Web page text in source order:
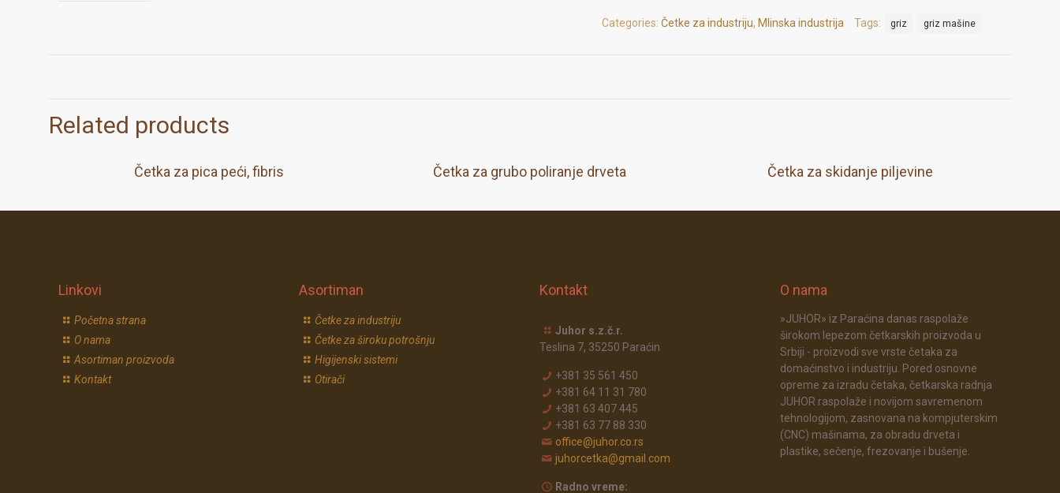
Categories: Četke za industriju, Mlinska industrija Tags: griz griz mašine
Related products
Četka za pica peći, fibris Četka za grubo poliranje drveta Četka za skidanje piljevine
Linkovi
Početna strana
O nama
Asortiman proizvoda
Kontakt
Asortiman
Četke za industriju
Četke za široku potrošnju
Higijenski sistemi
Otirači
Kontakt
Juhor s.z.č.r.
Teslina 7, 35250 Paraćin
+381 35 561 450
+381 64 11 31 780
+381 63 407 445
+381 63 77 88 330
office@juhor.co.rs
juhorcetka@gmail.com
Radno vreme:
O nama
»JUHOR» iz Paraćina danas raspolaže
širokom lepezom četkarskih proizvoda u
Srbiji - proizvodi sve vrste četaka za
domaćinstvo i industriju. Pored osnovne
opreme za izradu četaka, četkarska radnja
JUHOR raspolaže i novijom savremenom
tehnologijom, zasnovana na kompjuterskim
(CNC) mašinama, za obradu drveta i
plastike, sečenje, frezovanje i bušenje.